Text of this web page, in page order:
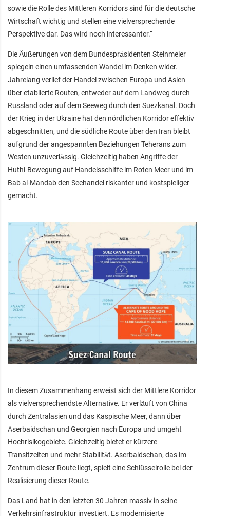
sowie die Rolle des Mittleren Korridors sind für die deutsche
Wirtschaft wichtig und stellen eine vielversprechende
Perspektive dar. Das wird noch interessanter.“
Die Äußerungen von dem Bundespräsidenten Steinmeier
spiegeln einen umfassenden Wandel im Denken wider.
Jahrelang verlief der Handel zwischen Europa und Asien
über etablierte Routen, entweder auf dem Landweg durch
Russland oder auf dem Seeweg durch den Suezkanal. Doch
der Krieg in der Ukraine hat den nördlichen Korridor effektiv
abgeschnitten, und die südliche Route über den Iran bleibt
aufgrund der angespannten Beziehungen Teherans zum
Westen unzuverlässig. Gleichzeitig haben Angriffe der
Huthi-Bewegung auf Handelsschiffe im Roten Meer und im
Bab al-Mandab den Seehandel riskanter und kostspieliger
gemacht.
In diesem Zusammenhang erweist sich der Mittlere Korridor
als vielversprechendste Alternative. Er verläuft von China
durch Zentralasien und das Kaspische Meer, dann über
Aserbaidschan und Georgien nach Europa und umgeht
Hochrisikogebiete. Gleichzeitig bietet er kürzere
Transitzeiten und mehr Stabilität. Aserbaidschan, das im
Zentrum dieser Route liegt, spielt eine Schlüsselrolle bei der
Realisierung dieser Route.
Das Land hat in den letzten 30 Jahren massiv in seine
Verkehrsinfrastruktur investiert. Es modernisierte